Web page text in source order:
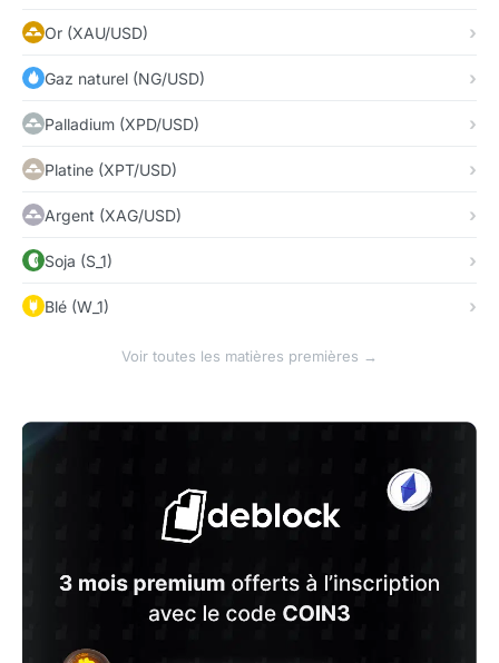
Or (XAU/USD)
Gaz naturel (NG/USD)
Palladium (XPD/USD)
Platine (XPT/USD)
Argent (XAG/USD)
Soja (S_1)
Blé (W_1)
Voir toutes les matières premières →